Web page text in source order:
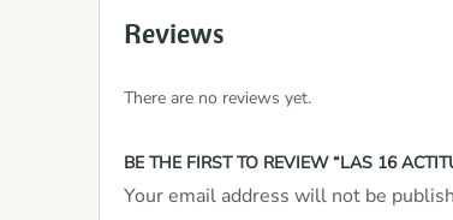
Reviews
There are no reviews yet.
BE THE FIRST TO REVIEW “LAS 16
Your email address will not be